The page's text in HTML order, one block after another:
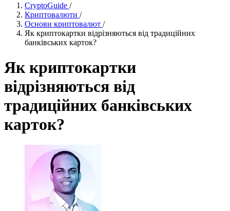
CryptoGuide /
Криптовалюти /
Основи криптовалют /
Як криптокартки відрізняються від традиційних
банківських карток?
Як криптокартки
відрізняються від
традиційних банківських
карток?